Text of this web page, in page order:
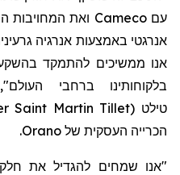
עםCameco ואת המחויבות
אנרגטי באמצעות אנרגיה
אנו ממשיכים להתמקד
בלקוחותינו ברחבי
טילט (
Saint Martin Tillet
הכרייה העסקית של Orano
.
"אנו שמחים להגדיל את